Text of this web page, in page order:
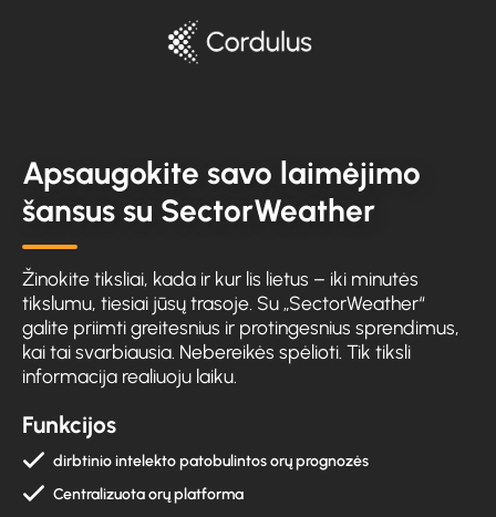
Apsaugokite savo laimėjimo
šansus su SectorWeather
Žinokite tiksliai, kada ir kur lis lietus – iki minutės
tikslumu, tiesiai jūsų trasoje. Su „SectorWeather“
galite priimti greitesnius ir protingesnius sprendimus,
kai tai svarbiausia. Nebereikės spėlioti. Tik tiksli
informacija realiuoju laiku.
Funkcijos
dirbtinio intelekto patobulintos orų prognozės
Centralizuota orų platforma